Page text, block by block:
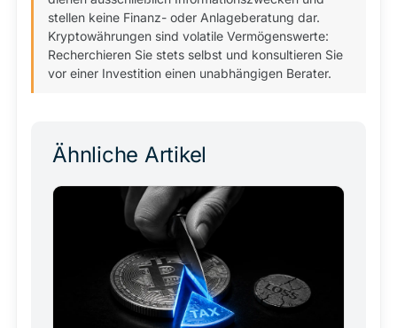
stellen keine Finanz- oder Anlageberatung dar.
Kryptowährungen sind volatile Vermögenswerte:
Recherchieren Sie stets selbst und konsultieren Sie
vor einer Investition einen unabhängigen Berater.
Ähnliche Artikel